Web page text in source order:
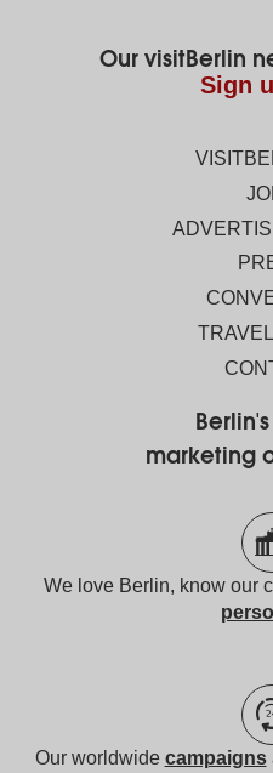
Our visitBerlin
Sign
marketing
We love Berlin, know our
Our worldwide campaigns